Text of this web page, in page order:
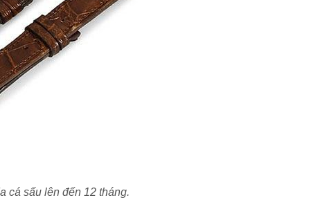
cá sấu lên đến 12 tháng.